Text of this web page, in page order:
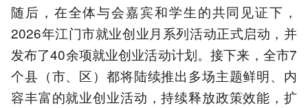
随后，在全体与会嘉宾和学生的共同见证下，
2026年江门市就业创业月系列活动正式启动，并
发布了40余项就业创业活动计划。接下来，全市7
个县（市、区）都将陆续推出多场主题鲜明、内
容丰富的就业创业活动，持续释放政策效能，扩